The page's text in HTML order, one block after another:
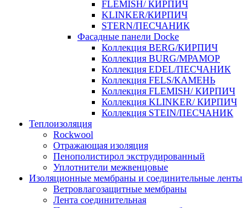
FLEMISH/ КИРПИЧ
KLINKER/КИРПИЧ
STERN/ПЕСЧАНИК
Фасадные панели Docke
Коллекция BERG/КИРПИЧ
Коллекция BURG/МРАМОР
Коллекция EDEL/ПЕСЧАНИК
Коллекция FELS/КАМЕНЬ
Коллекция FLEMISH/ КИРПИЧ
Коллекция KLINKER/ КИРПИЧ
Коллекция STEIN/ПЕСЧАНИК
Теплоизоляция
Rockwool
Отражающая изоляция
Пенополистирол экструдированный
Уплотнители межвенцовые
Изоляционные мембраны и соединительные ленты
Ветровлагозащитные мембраны
Лента соединительная